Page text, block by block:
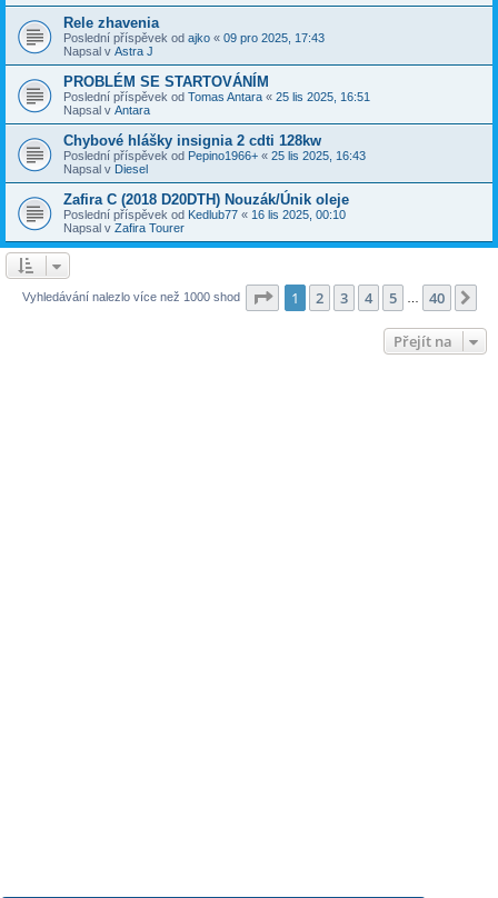
Rele zhavenia
Poslední příspěvek od ajko « 09 pro 2025, 17:43
Napsal v Astra J
PROBLÉM SE STARTOVÁNÍM
Poslední příspěvek od Tomas Antara « 25 lis 2025, 16:51
Napsal v Antara
Chybové hlášky insignia 2 cdti 128kw
Poslední příspěvek od Pepino1966+ « 25 lis 2025, 16:43
Napsal v Diesel
Zafira C (2018 D20DTH) Nouzák/Únik oleje
Poslední příspěvek od Kedlub77 « 16 lis 2025, 00:10
Napsal v Zafira Tourer
Vyhledávání nalezlo více než 1000 shod Stránka z 40
1 2 3 4 5 40
Přejít na